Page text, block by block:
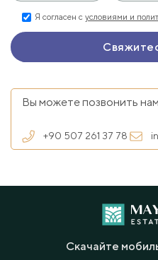
Я согласен с условиями и
Вы можете позвонить
+90 507 261 37 78
Скачайте